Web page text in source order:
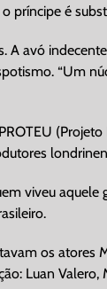
príncipe é
avó
“Um
viveu
os
Luan Valero,